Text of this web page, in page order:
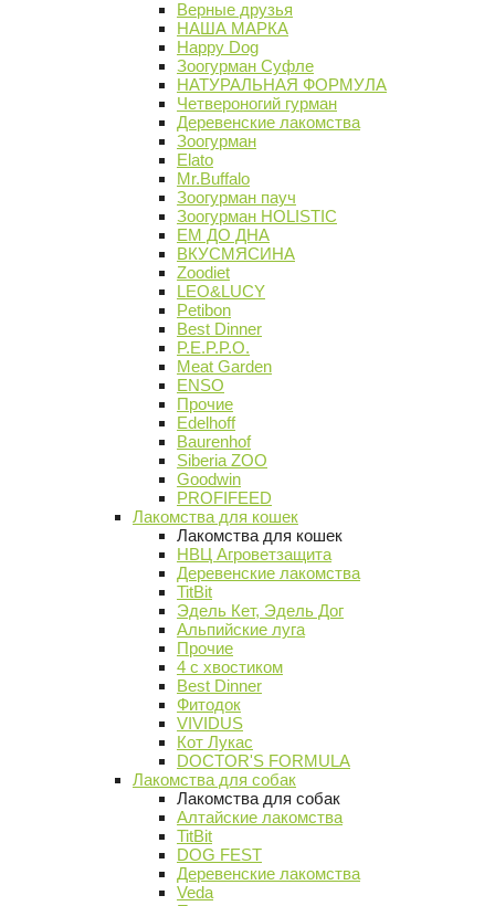
Верные друзья
НАША МАРКА
Happy Dog
Зоогурман Суфле
НАТУРАЛЬНАЯ ФОРМУЛА
Четвероногий гурман
Деревенские лакомства
Зоогурман
Elato
Mr.Buffalo
Зоогурман пауч
Зоогурман HOLISTIC
ЕМ ДО ДНА
ВКУСМЯСИНА
Zoodiet
LEO&LUCY
Petibon
Best Dinner
P.E.P.P.O.
Meat Garden
ENSO
Прочие
Edelhoff
Baurenhof
Siberia ZOO
Goodwin
PROFIFEED
Лакомства для кошек
Лакомства для кошек
НВЦ Агроветзащита
Деревенские лакомства
TitBit
Эдель Кет, Эдель Дог
Альпийские луга
Прочие
4 с хвостиком
Best Dinner
Фитодок
VIVIDUS
Кот Лукас
DOCTOR'S FORMULA
Лакомства для собак
Лакомства для собак
Алтайские лакомства
TitBit
DOG FEST
Деревенские лакомства
Veda